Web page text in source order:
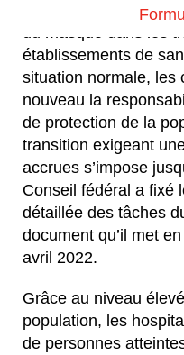
pour les personnes
du masque dans les
établissements de
situation normale, les
nouveau la
de protection de la
transition exigeant
accrues s’impose
Conseil fédéral a fixé
détaillée des tâches
document qu’il met
avril 2022.
Grâce au niveau
population, les
de personnes